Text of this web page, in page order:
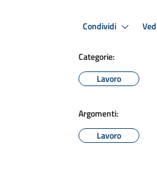
Condividi
Categorie:
Lavoro
Argomenti:
Lavoro